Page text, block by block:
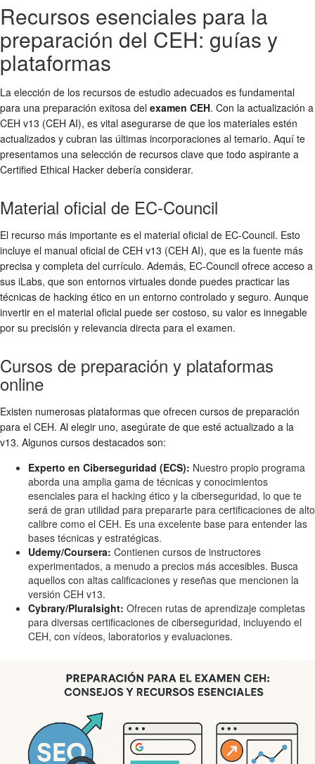
Recursos esenciales para la
preparación del CEH: guías y
plataformas
La elección de los recursos de estudio adecuados es fundamental
para una preparación exitosa del examen CEH. Con la actualización a
CEH v13 (CEH AI), es vital asegurarse de que los materiales estén
actualizados y cubran las últimas incorporaciones al temario. Aquí te
presentamos una selección de recursos clave que todo aspirante a
Certified Ethical Hacker debería considerar.
Material oficial de EC-Council
El recurso más importante es el material oficial de EC-Council. Esto
incluye el manual oficial de CEH v13 (CEH AI), que es la fuente más
precisa y completa del currículo. Además, EC-Council ofrece acceso a
sus iLabs, que son entornos virtuales donde puedes practicar las
técnicas de hacking ético en un entorno controlado y seguro. Aunque
invertir en el material oficial puede ser costoso, su valor es innegable
por su precisión y relevancia directa para el examen.
Cursos de preparación y plataformas
online
Existen numerosas plataformas que ofrecen cursos de preparación
para el CEH. Al elegir uno, asegúrate de que esté actualizado a la
v13. Algunos cursos destacados son:
Experto en Ciberseguridad (ECS): Nuestro propio programa
aborda una amplia gama de técnicas y conocimientos
esenciales para el hacking ético y la ciberseguridad, lo que te
será de gran utilidad para prepararte para certificaciones de alto
calibre como el CEH. Es una excelente base para entender las
bases técnicas y estratégicas.
Udemy/Coursera: Contienen cursos de instructores
experimentados, a menudo a precios más accesibles. Busca
aquellos con altas calificaciones y reseñas que mencionen la
versión CEH v13.
Cybrary/Pluralsight: Ofrecen rutas de aprendizaje completas
para diversas certificaciones de ciberseguridad, incluyendo el
CEH, con vídeos, laboratorios y evaluaciones.